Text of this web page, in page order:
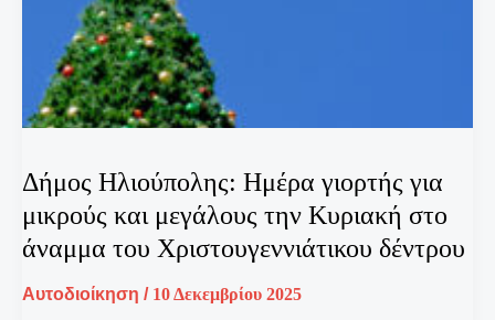
Δήμος Ηλιούπολης: Ημέρα γιορτής για
μικρούς και μεγάλους την Κυριακή στο
άναμμα του Χριστουγεννιάτικου δέντρου
Αυτοδιοίκηση / 10 Δεκεμβρίου 2025